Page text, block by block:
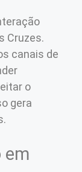
Cruzes.
canais de
o
gera
em